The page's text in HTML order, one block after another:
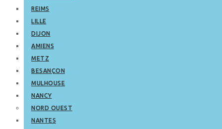
REIMS
LILLE
DIJON
AMIENS
METZ
BESANÇON
MULHOUSE
NANCY
NORD OUEST
NANTES